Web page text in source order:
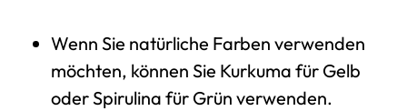
Wenn Sie natürliche Farben verwenden
möchten, können Sie Kurkuma für Gelb
oder Spirulina für Grün verwenden.